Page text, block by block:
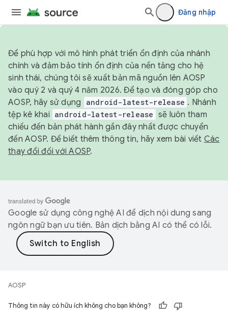
Đăng nhập
Để phù hợp với mô hình phát triển ổn định của nhánh
chính và đảm bảo tính ổn định của nền tảng cho hệ
sinh thái, chúng tôi sẽ xuất bản mã nguồn lên AOSP
vào quý 2 và quý 4 năm 2026. Để tạo và đóng góp cho
AOSP, hãy sử dụng
android-latest-release . Nhánh
tệp kê khai android-latest-release sẽ luôn tham
chiếu đến bản phát hành gần đây nhất được chuyển
đến AOSP. Để biết thêm thông tin, hãy xem bài viết Các
thay đổi đối với AOSP.
Google sử dụng công nghệ AI để dịch nội dung sang
ngôn ngữ bạn ưu tiên. Bản dịch bằng AI có thể có lỗi.
AOSP
Thông tin này có hữu ích không cho bạn không?